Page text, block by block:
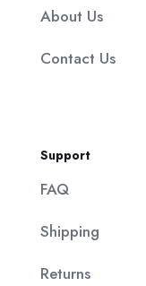
About Us
Contact Us
Support
FAQ
Shipping
Returns